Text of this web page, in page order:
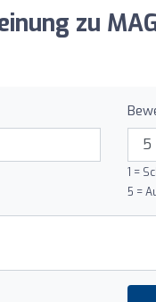
zu
1 =
5 =